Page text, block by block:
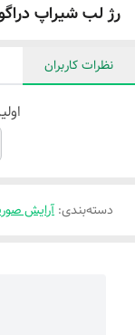
رژ لب شیراپ
نظرات کاربران
دسته‌بندی: آرایش